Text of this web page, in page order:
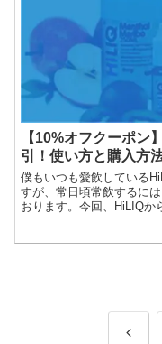
【10%オフクーポン
引！使い方と購入方
僕もいつも愛飲している
すが、常日頃常飲するに
おります。今回、HiLIQか
前